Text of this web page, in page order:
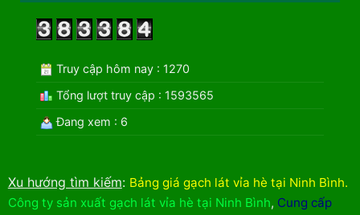
Truy cập hôm nay : 1270
Tổng lượt truy cập : 1593565
Đang xem : 6
Xu hướng tìm kiếm: Bảng giá gạch lát vỉa hè tại Ninh Bình.
Công ty sản xuất gạch lát vỉa hè tại Ninh Bình, Cung cấp